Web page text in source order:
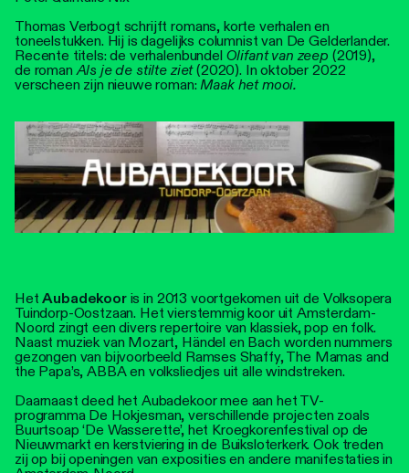
Thomas Verbogt schrijft romans, korte verhalen en
toneelstukken. Hij is dagelijks columnist van De Gelderlander.
Recente titels: de verhalenbundel Olifant van zeep (2019),
de romanAls je de stilte ziet(2020). In oktober 2022
verscheen zijn nieuwe roman:Maak het mooi.
HetAubadekooris in 2013 voortgekomen uit de Volksopera
Tuindorp-Oostzaan. Het vierstemmig koor uit Amsterdam-
Noord zingt een divers repertoire van klassiek, pop en folk.
Naast muziek van Mozart, Händel en Bach worden nummers
gezongen van bijvoorbeeld Ramses Shaffy, The Mamas and
the Papa’s, ABBA en volksliedjes uit alle windstreken.
Daarnaast deed het Aubadekoor mee aan het TV-
programma De Hokjesman, verschillende projecten zoals
Buurtsoap ‘De Wasserette’, het Kroegkorenfestival op de
Nieuwmarkt en kerstviering in de Buiksloterkerk. Ook treden
zij op bij openingen van exposities en andere manifestaties in